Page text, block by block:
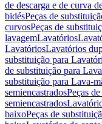
de descarga e de curva
bidésPeças de
curvosPeças de
lavagemLavatórios
LavatóriosLavatórios
substituição para
de substituição para
substituição para Lava-
semiencastradosPeças
semiencastrados
baixoPeças de